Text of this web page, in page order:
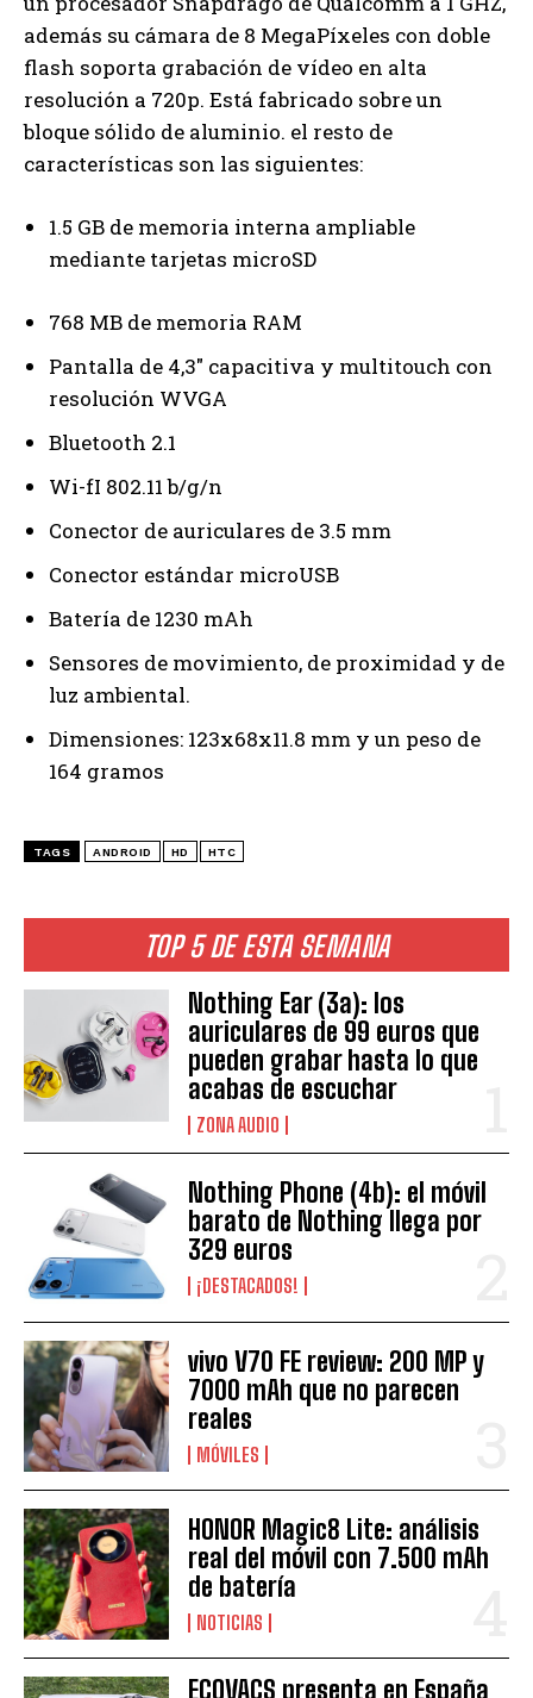
TOP 5 DE ESTA SEMANA
Nothing Ear (3a): los
auriculares de 99 euros que
pueden grabar hasta lo que
acabas de escuchar
ZONA AUDIO
Nothing Phone (4b): el móvil
barato de Nothing llega por
329 euros
¡DESTACADOS!
vivo V70 FE review: 200 MP y
7000 mAh que no parecen
reales
MÓVILES
HONOR Magic8 Lite: análisis
real del móvil con 7.500 mAh
de batería
NOTICIAS
ECOVACS presenta en España
además su cámara de 8 MegaPíxeles con doble
flash soporta grabación de vídeo en alta
resolución a 720p. Está fabricado sobre un
bloque sólido de aluminio. el resto de
características son las siguientes:
1.5 GB de memoria interna ampliable
mediante tarjetas microSD
768 MB de memoria RAM
Pantalla de 4,3″ capacitiva y multitouch con
resolución WVGA
Bluetooth 2.1
Wi-fI 802.11 b/g/n
Conector de auriculares de 3.5 mm
Conector estándar microUSB
Batería de 1230 mAh
Sensores de movimiento, de proximidad y de
luz ambiental.
Dimensiones: 123x68x11.8 mm y un peso de
164 gramos
TAGS ANDROID HD HTC